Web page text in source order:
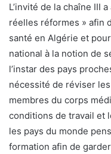
L’invité de la chaîne III
réelles réformes » afin
santé en Algérie et
national à la notion de
l’instar des pays
nécessité de réviser
membres du corps
conditions de travail et
les pays du monde
formation afin de